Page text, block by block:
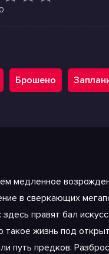
Брошено
медленное
в сверкающих
правят бал
жизнь под
путь предков.